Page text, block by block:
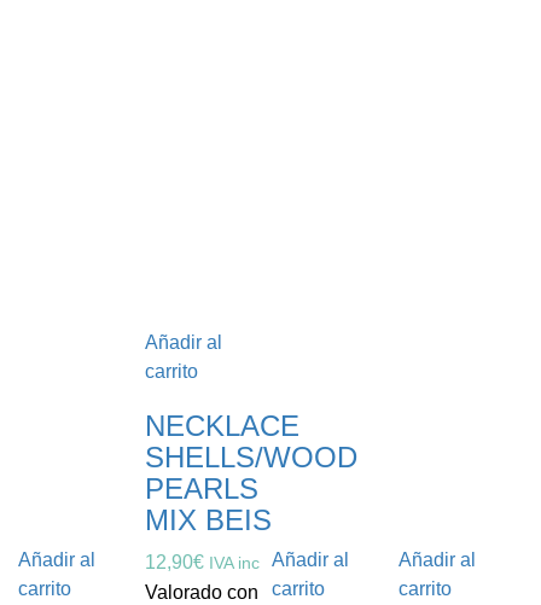
Añadir al
carrito
Añadir al
carrito
NECKLACE
SHELLS/WOOD
PEARLS
MIX BEIS
12,90€ IVA inc
Valorado con
Añadir al
carrito
Añadir al
carrito